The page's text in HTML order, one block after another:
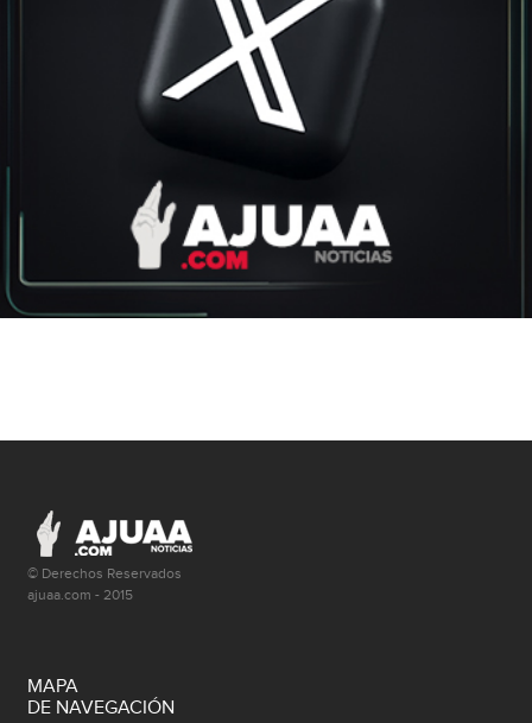
© Derechos Reservados
ajuaa.com - 2015
MAPA
DE NAVEGACIÓN